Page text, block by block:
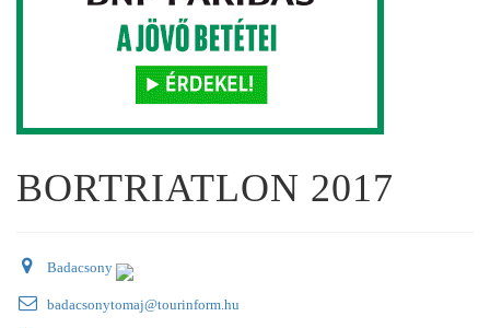
BORTRIATLON 2017
Badacsony
badacsonytomaj@tourinform.hu